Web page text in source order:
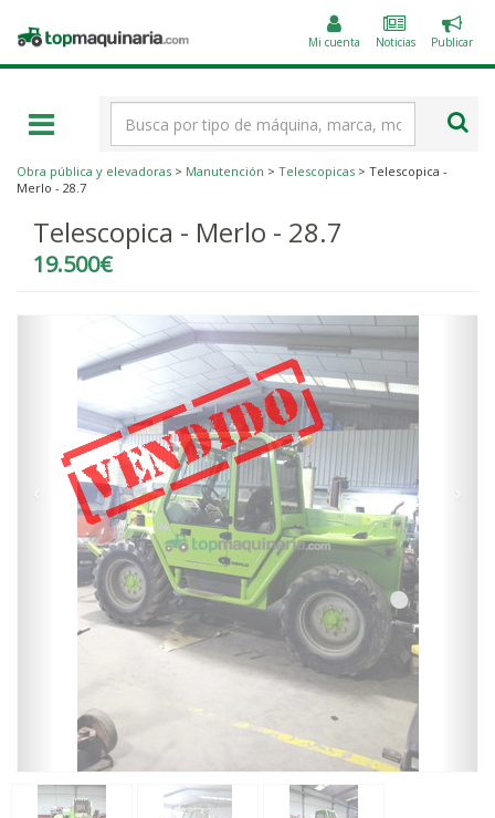
Topmaquinaria.com Mi cuenta Noticias
un
Publicar
Obra pública y elevadoras > Manutención > Telescopicas > Telescopica -
Merlo - 28.7
Telescopica - Merlo - 28.7
19.500€
‹ ›